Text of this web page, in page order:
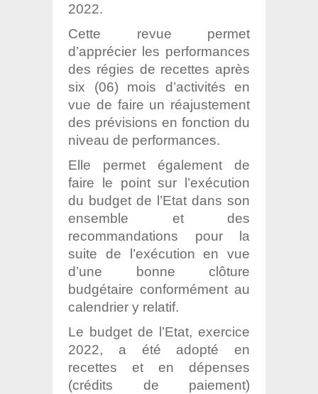
2022.
Cette revue permet
d’apprécier les performances
des régies de recettes après
six (06) mois d’activités en
vue de faire un réajustement
des prévisions en fonction du
niveau de performances.
Elle permet également de
faire le point sur l’exécution
du budget de l’Etat dans son
ensemble et des
recommandations pour la
suite de l’exécution en vue
d’une bonne clôture
budgétaire conformément au
calendrier y relatif.
Le budget de l’Etat, exercice
2022, a été adopté en
recettes et en dépenses
(crédits de paiement)